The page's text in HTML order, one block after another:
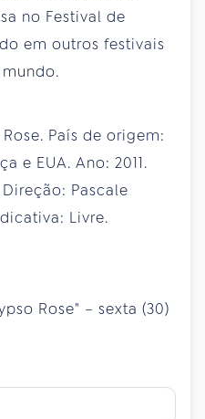
no Festival de
em outros festivais
País de origem:
e EUA. Ano: 2011.
Pascale
Livre.
Rose" – sexta (30)